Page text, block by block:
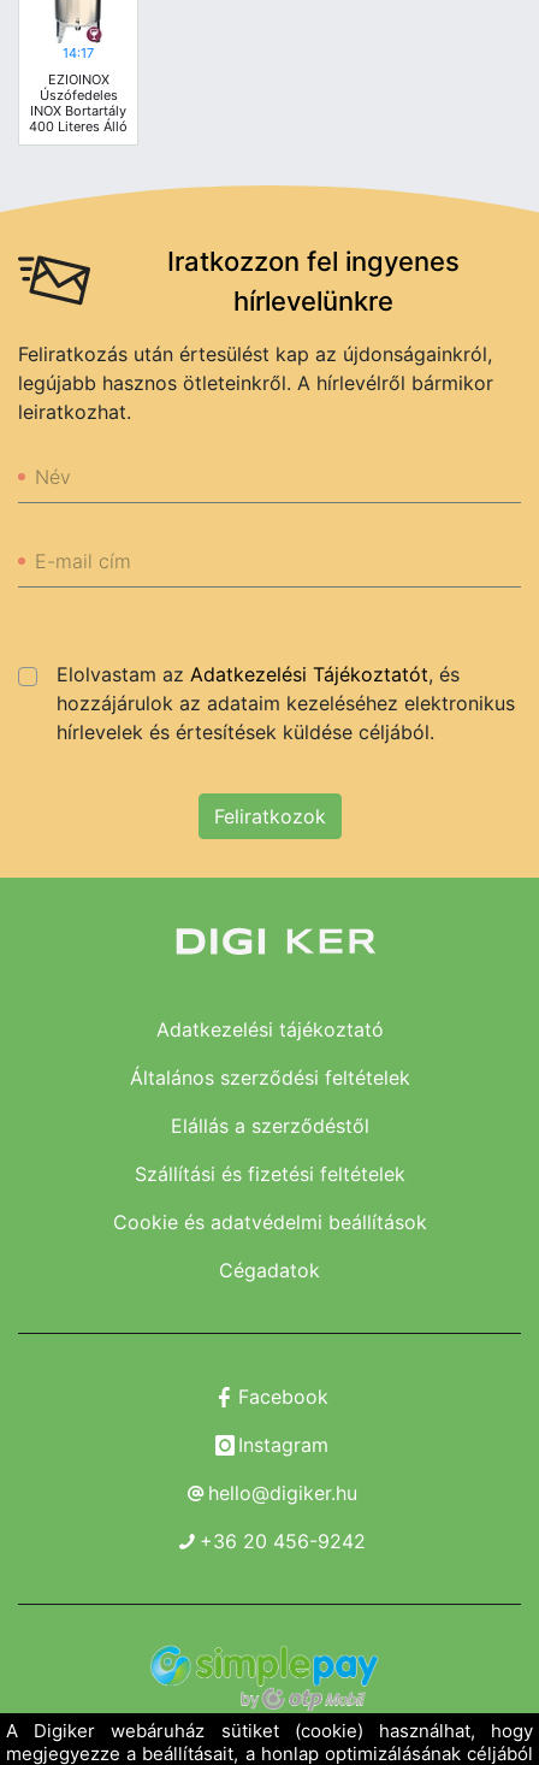
14:17
EZIOINOX
Úszófedeles
INOX Bortartály
400 Literes Álló
Iratkozzon fel ingyenes
hírlevelünkre
Feliratkozás után értesülést kap az újdonságainkról,
legújabb hasznos ötleteinkről. A hírlevélről bármikor
leiratkozhat.
Név
E-mail cím
Elolvastam az Adatkezelési Tájékoztatót, és
hozzájárulok az adataim kezeléséhez elektronikus
hírlevelek és értesítések küldése céljából.
Feliratkozok
Adatkezelési tájékoztató
Általános szerződési feltételek
Elállás a szerződéstől
Szállítási és fizetési feltételek
Cookie és adatvédelmi beállítások
Cégadatok
Facebook
Instagram
hello@digiker.hu
+36 20 456-9242